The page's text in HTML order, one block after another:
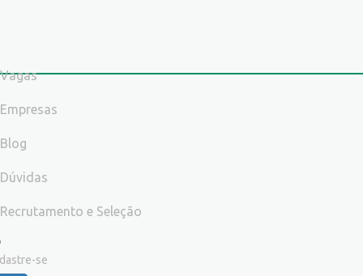
Vagas
Empresas
Blog
Dúvidas
Recrutamento e Seleção
se